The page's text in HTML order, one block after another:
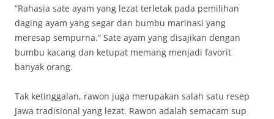
“Rahasia sate ayam yang lezat terletak pada pemilihan
daging ayam yang segar dan bumbu marinasi yang
meresap sempurna.” Sate ayam yang disajikan dengan
bumbu kacang dan ketupat memang menjadi favorit
banyak orang.
Tak ketinggalan, rawon juga merupakan salah satu resep
Jawa tradisional yang lezat. Rawon adalah semacam sup